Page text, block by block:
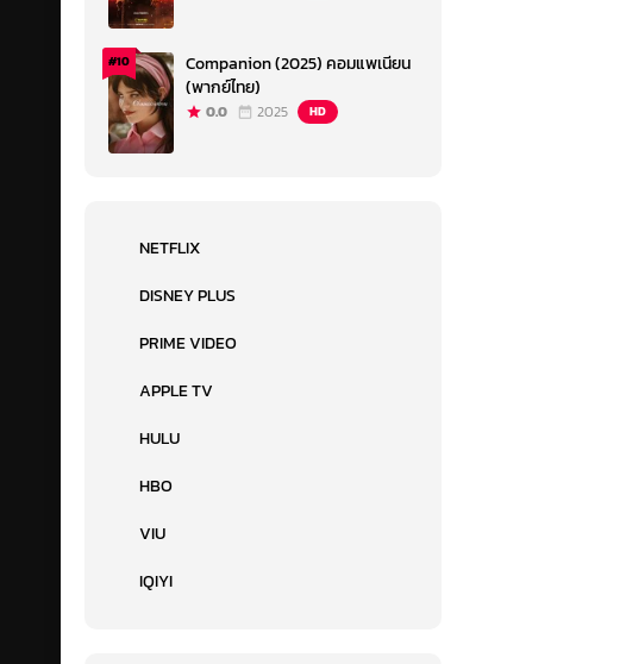
#10
Companion (2025) คอมแพเนียน
(พากย์ไทย)
0.0 2025 HD
NETFLIX
DISNEY PLUS
PRIME VIDEO
APPLE TV
HULU
HBO
VIU
IQIYI